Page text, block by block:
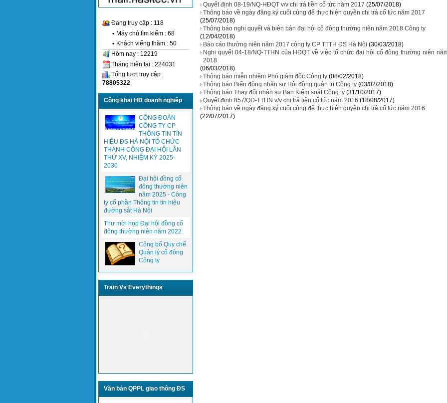
Đang truy cập : 118
• Máy chủ tìm kiếm : 68
• Khách viếng thăm : 50
Hôm nay : 12219
Tháng hiện tại : 224031
Tổng lượt truy cập :
78805322
Công khai HĐ doanh nghiệp
CÔNG ĐOÀN
CÔNG TY CP
THÔNG TIN TÍN
HIỆU ĐS HÀ NỘI TỔ CHỨC
THÀNH CÔNG ĐẠI HỘI LẦN
THỨ XV, NHIỆM KỲ 2025-
2030
Đại hội đồng cổ
đông thường niên
năm 2025 - Công
ty cổ phần Thông tin tín hiệu
đường sắt Hà Nội
Thư mời họp Đại hội đồng cổ
đông thường niên năm 2022
Công bố Quy chế
Quản lý cổ đông
Công ty
Train Vs Everythings
Văn bản QPPL giao thông ĐS
Quyết định 08-19/NQ-HĐQT v/v chi trả tiền cổ tức năm 2017 (25/07/2018)
Thông báo về ngày đăng ký cuối cùng để thực hiện quyền chi trả cổ tức năm 2017
(25/07/2018)
Thông báo nghị quyết và biên bản đại hội cổ đông thường niên năm 2018 Công ty
(12/04/2018)
Báo cáo thường niên năm 2017 công ty CP TTTH ĐS Hà Nội (30/03/2018)
Nghị quyết 04-18/NQ-TTHN của HĐQT về việc tổ chức đại hội cổ đông thường niên
2018
(06/03/2018)
Thông báo miễn nhiệm Phó giám đốc Công ty (08/02/2018)
Thông báo Biến động nhân sự Hội đồng quản trị Công ty (03/02/2018)
Thông báo Thay đổi nhân sự Ban Kiểm soát Công ty (31/10/2017)
Quyết định 857/QĐ-TTHN v/v chi trả tiền cổ tức năm 2016 (18/08/2017)
Thông báo về ngày đăng ký cuối cùng để thực hiện quyền chi trả cổ tức năm 2016
(22/07/2017)